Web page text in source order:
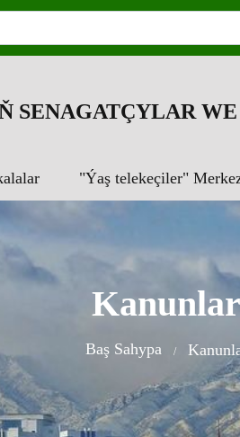
SENAGATÇYLAR
"Ýaş telekeçiler"
Kanunlar
Baş Sahypa